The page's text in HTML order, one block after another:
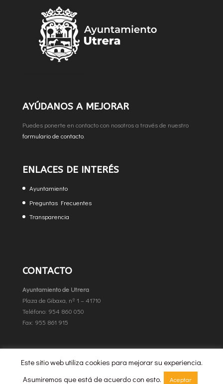
AYÚDANOS A MEJORAR
Puedes ponerte en contacto con nosotros a través de nuestro
formulario de contacto.
ENLACES DE INTERÉS
Ayuntamiento
Preguntas Frecuentes
Transparencia
CONTACTO
Ayuntamiento de Utrera
Plaza de Gibaxa, nº 1 – 41710
Teléfono: 954 860 050
Fax: 955 861 915
Este sitio web utiliza cookies para mejorar su experiencia.
Asumiremos que está de acuerdo con esto.
Aceptar